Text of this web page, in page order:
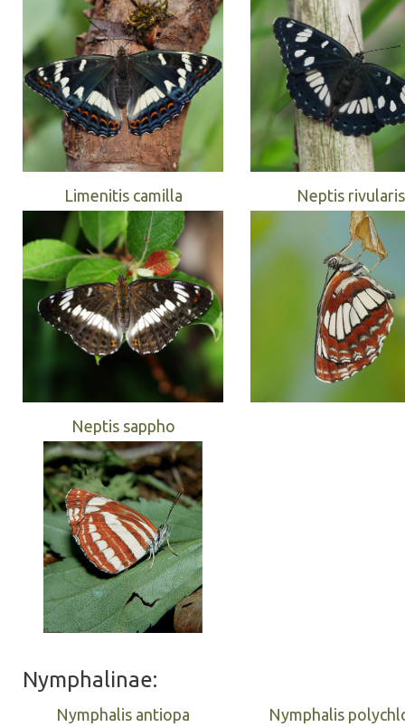
Limenitis camilla Neptis rivularis
Neptis sappho
Nymphalinae:
Nymphalis antiopa Nymphalis